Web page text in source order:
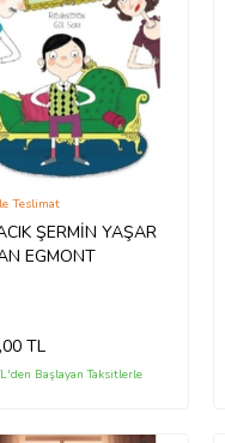
ŞERMİN YAŞAR
EGMONT
Teslimat
,00 TL
Başlayan Taksitlerle